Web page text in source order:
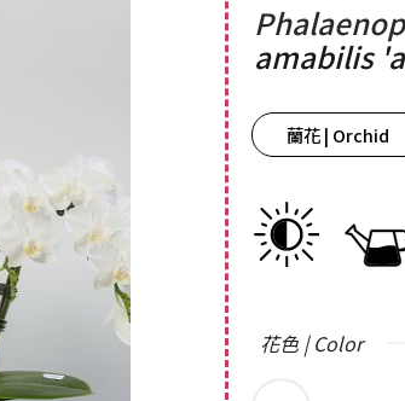
amabilis
蘭花 | Orchid
花色 | Color